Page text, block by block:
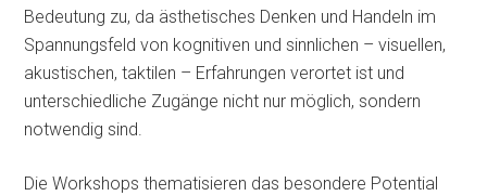
Bedeutung zu, da ästhetisches Denken und Handeln im
Spannungsfeld von kognitiven und sinnlichen – visuellen,
akustischen, taktilen – Erfahrungen verortet ist und
unterschiedliche Zugänge nicht nur möglich, sondern
notwendig sind.
Die Workshops thematisieren das besondere Potential